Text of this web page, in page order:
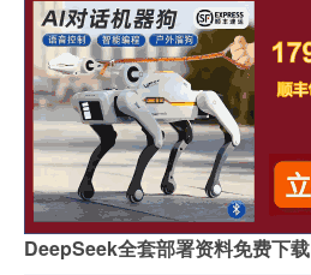
DeepSeek全套部署资料免费下载